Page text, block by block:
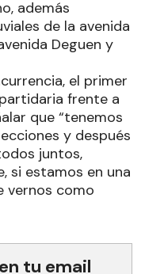
además
de la avenida
Deguen y
el primer
frente a
que “tenemos
y después
juntos,
si estamos en una
vernos como
tu email